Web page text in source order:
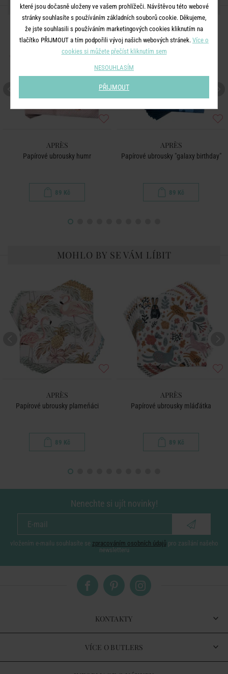
DALŠÍ PRODUKTY ZE SÉRIE
APRÈS
Papírové ubrousky humr
89 Kč
APRÈS
Papírové ubrousky "galaxy birthday"
89 Kč
MOHLO BY SE VÁM LÍBIT
APRÈS
Papírové ubrousky plameňáci
89 Kč
APRÈS
Papírové ubrousky mláďátka
89 Kč
Nenechte si ujít novinky!
vložením e-mailu souhlasíte se zpracováním osobních údajů pro zasílání našeho
newsletteru
KONTAKTY
VÍCE O BUTLERS
které jsou dočasně uloženy ve vašem prohlížeči. Návštěvou této webové
stránky souhlasíte s používáním základních souborů cookie. Děkujeme,
že jste souhlasili s používáním marketingových cookies kliknutím na
tlačítko PŘIJMOUT a tím podpořili vývoj našich webových stránek. Více o
cookies si můžete přečíst kliknutím sem
NESOUHLASÍM
PŘIJMOUT